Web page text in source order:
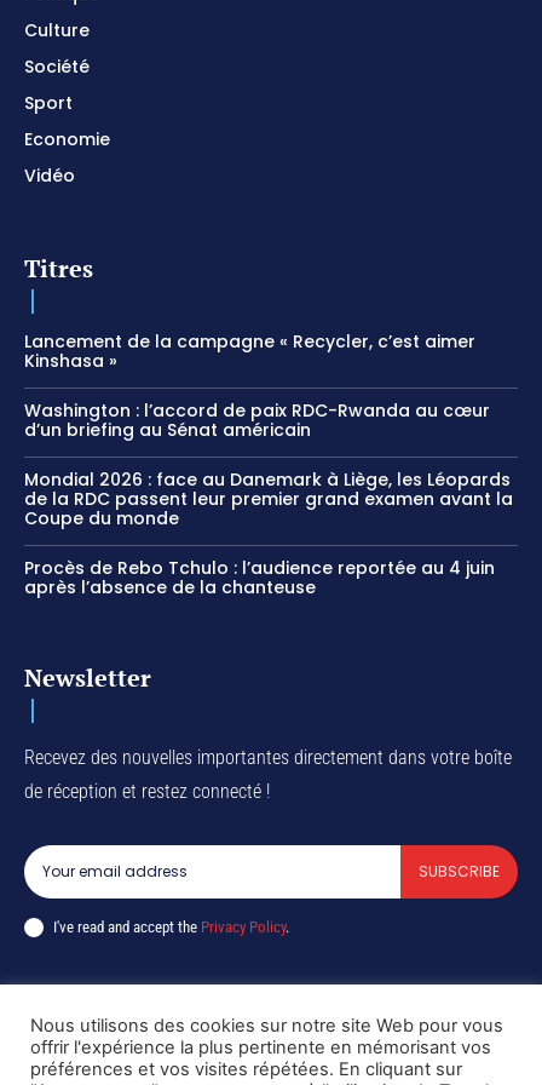
Culture
Société
Sport
Economie
Vidéo
Titres
Lancement de la campagne « Recycler, c’est aimer
Kinshasa »
Washington : l’accord de paix RDC-Rwanda au cœur
d’un briefing au Sénat américain
Mondial 2026 : face au Danemark à Liège, les Léopards
de la RDC passent leur premier grand examen avant la
Coupe du monde
Procès de Rebo Tchulo : l’audience reportée au 4 juin
après l’absence de la chanteuse
Newsletter
Recevez des nouvelles importantes directement dans votre boîte
de réception et restez connecté !
SUBSCRIBE
I've read and accept the Privacy Policy.
Copyright © DiaspoRDC. All rights reserved
Nous utilisons des cookies sur notre site Web pour vous
offrir l'expérience la plus pertinente en mémorisant vos
préférences et vos visites répétées. En cliquant sur